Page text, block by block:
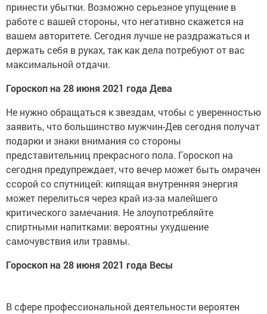
принести убытки. Возможно серьезное упущение в
работе с вашей стороны, что негативно скажется на
вашем авторитете. Сегодня лучше не раздражаться и
держать себя в руках, так как дела потребуют от вас
максимальной отдачи.
Гороскоп на 28 июня 2021 года Дева
Не нужно обращаться к звездам, чтобы с уверенностью
заявить, что большинство мужчин-Дев сегодня получат
подарки и знаки внимания со стороны
представительниц прекрасного пола. Гороскоп на
сегодня предупреждает, что вечер может быть омрачен
ссорой со спутницей: кипящая внутренняя энергия
может перелиться через край из-за малейшего
критического замечания. Не злоупотребляйте
спиртными напитками: вероятны ухудшение
самочувствия или травмы.
Гороскоп на 28 июня 2021 года Весы
В сфере профессиональной деятельности вероятен